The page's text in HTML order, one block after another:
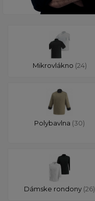
Mikrovlákno (24)
Polybavlna (30)
Dámske rondony (26)